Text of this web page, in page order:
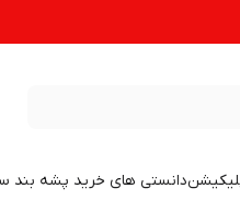
دانستی های خرید پشه بند